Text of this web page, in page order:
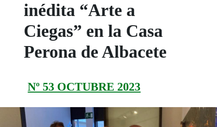
inédita “Arte a
Ciegas” en la Casa
Perona de Albacete
Nº 53 OCTUBRE 2023